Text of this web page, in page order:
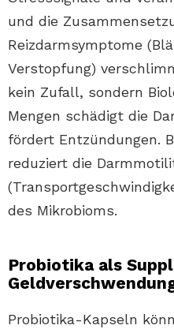
und die
Reizdarmsymptome
Verstopfung)
kein Zufall, sondern
Mengen schädigt die
fördert Entzündungen.
reduziert die
des Mikrobioms.
Probiotika als
Probiotika-Kapseln